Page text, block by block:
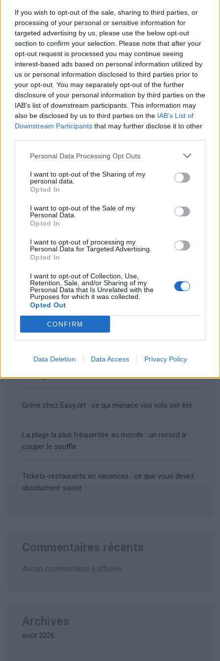
If you wish to opt-out of the sale, sharing to third parties, or
processing of your personal or sensitive information for
targeted advertising by us, please use the below opt-out
section to confirm your selection. Please note that after your
opt-out request is processed you may continue seeing
interest-based ads based on personal information utilized by
us or personal information disclosed to third parties prior to
your opt-out. You may separately opt-out of the further
disclosure of your personal information by third parties on the
IAB’s list of downstream participants. This information may
also be disclosed by us to third parties on the IAB’s List of
Downstream Participants that may further disclose it to other
Personal Data Processing Opt Outs
I want to opt-out of the Sharing of my
personal data.
Opted In
I want to opt-out of the Sale of my
Personal Data.
Opted In
I want to opt-out of processing my
Personal Data for Targeted Advertising.
Opted In
I want to opt-out of Collection, Use,
Retention, Sale, and/or Sharing of my
Personal Data that Is Unrelated with the
Purposes for which it was collected.
Opted Out
CONFIRM
Data Deletion Data Access Privacy Policy
Nom*
Enregistrer mon nom, mon e-mail et mon site dans le
navigateur pour mon prochain commentaire.
Rechercher
Rechercher
Articles récents
Les îles européennes, la nouvelle tendance
romantique des jeunes mariés
Voyages locaux en 2026 : la France se tourne vers
ses régions
Grève chez EasyJet : ce qui menace vos vols cet été
La plage la plus fréquentée au monde : un record à
couper le souffle
Tickets-restaurants en vacances : ce que vous devez
absolument savoir
Commentaires récents
Aucun commentaire à afficher.
Archives
août 2026